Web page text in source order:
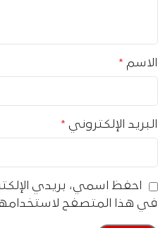
الاسم *
البريد الإلكتروني *
احفظ اسمي، بريدي
في هذا المتصفح